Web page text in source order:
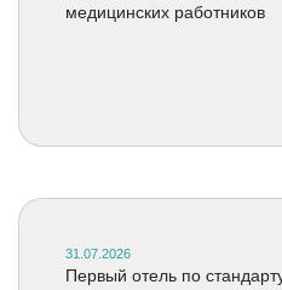
медицинских работников
31.07.2026
Первый отель по